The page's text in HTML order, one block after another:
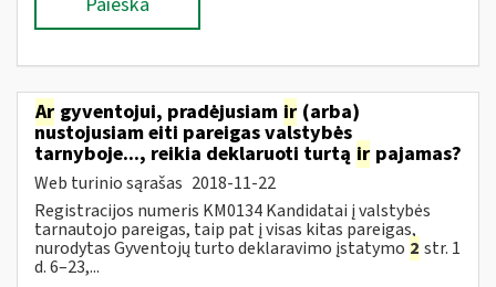
Ar gyventojui, pradėjusiam ir (arba)
nustojusiam eiti pareigas valstybės
tarnyboje..., reikia deklaruoti turtą ir pajamas?
Web turinio sąrašas 2018-11-22
Registracijos numeris KM0134 Kandidatai į valstybės
tarnautojo pareigas, taip pat į visas kitas pareigas,
nurodytas Gyventojų turto deklaravimo įstatymo 2 str. 1
d. 6–23,...